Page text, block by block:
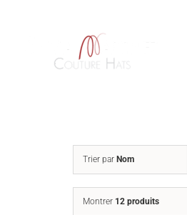
Trier par Nom
Montrer 12 produits